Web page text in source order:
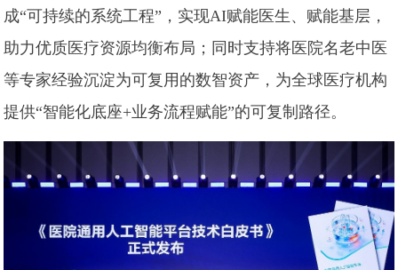
成“可持续的系统工程”，实现AI赋能医生、赋能基层，
助力优质医疗资源均衡布局；同时支持将医院名老中医
等专家经验沉淀为可复用的数智资产，为全球医疗机构
提供“智能化底座+业务流程赋能”的可复制路径。